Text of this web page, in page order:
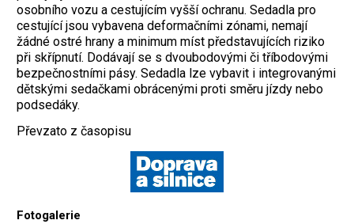
osobního vozu a cestujícím vyšší ochranu. Sedadla pro
cestující jsou vybavena deformačními zónami, nemají
žádné ostré hrany a minimum míst představujících riziko
při skřípnutí. Dodávají se s dvoubodovými či tříbodovými
bezpečnostními pásy. Sedadla lze vybavit i integrovanými
dětskými sedačkami obrácenými proti směru jízdy nebo
podsedáky.
Převzato z časopisu
Fotogalerie